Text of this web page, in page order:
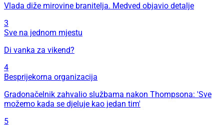
Vlada diže mirovine branitelja. Medved objavio detalje
3
Sve na jednom mjestu
Di vanka za vikend?
4
Besprijekorna organizacija
Gradonačelnik zahvalio službama nakon Thompsona: 'Sve
možemo kada se djeluje kao jedan tim'
5